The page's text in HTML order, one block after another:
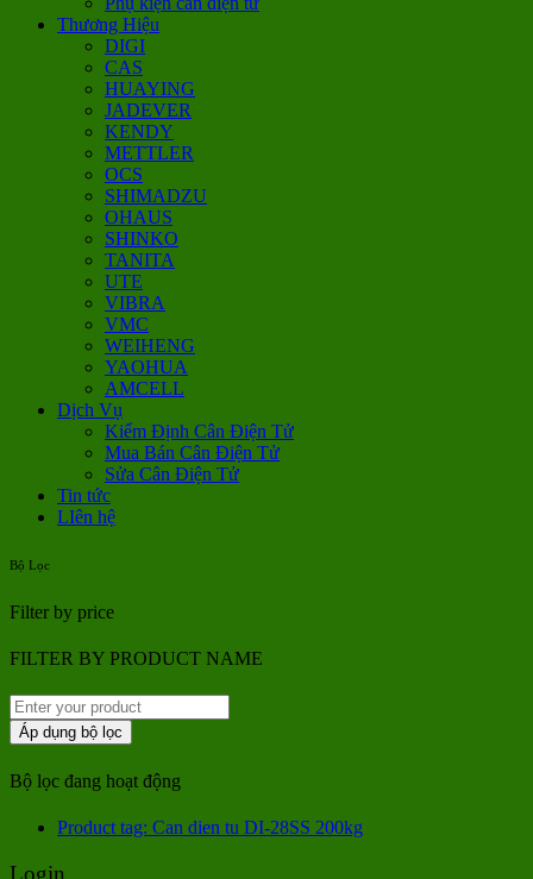
Thương Hiệu
DIGI
CAS
HUAYING
JADEVER
KENDY
METTLER
OCS
SHIMADZU
OHAUS
SHINKO
TANITA
UTE
VIBRA
VMC
WEIHENG
YAOHUA
AMCELL
Dịch Vụ
Kiểm Định Cân Điện Tử
Mua Bán Cân Điện Tử
Sửa Cân Điện Tử
Tin tức
LIên hệ
Bộ Lọc
Filter by price
FILTER BY PRODUCT NAME
Áp dụng bộ lọc
Bộ lọc đang hoạt động
Product tag: Can dien tu DI-28SS 200kg
Login